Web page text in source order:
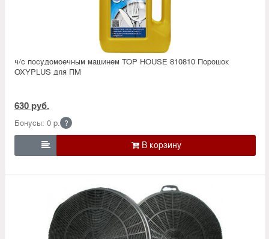
ч/с посудомоечным машинем TOP HOUSE 810810 Порошок
OXYPLUS для ПМ
630 руб.
Бонусы: 0 р. ?
